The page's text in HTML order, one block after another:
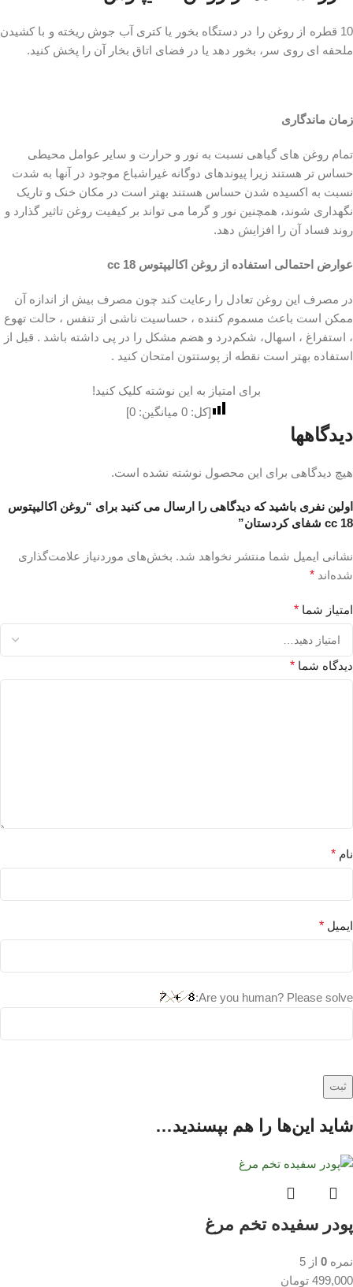
10 قطره از روغن را در دستگاه بخور یا کتری آب جوش ریخته و با کشیدن
ملحفه ای روی سر، بخور دهد یا در فضای اتاق بخار آن را پخش کنید.
زمان ماندگاری
تمام روغن های گیاهی نسبت به نور و حرارت و سایر عوامل محیطی
حساس تر هستند زیرا پیوندهای دوگانه غیراشباع موجود در آنها به شدت
نسبت به اکسیده شدن حساس هستند بهتر است در مکان خنک و تاریک
نگهداری شوند، همچنین نور و گرما می تواند بر کیفیت روغن تاثیر گذارد و
روند فساد آن را افزایش دهد.
عوارض احتمالی استفاده از روغن اکالیپتوس 18 cc
در مصرف این روغن تعادل را رعایت کند چون مصرف بیش از اندازه آن
ممکن است باعث مسموم‌ کننده ، حساسیت‌ ناشی از تنفس ، حالت تهوع
، استفراغ ، اسهال، شکم‌درد و هضم مشکل را در پی داشته باشد . قبل از
استفاده بهتر است نقطه از پوستتون امتحان کنید .
برای امتیاز به این نوشته کلیک کنید!
[کل: 0 میانگین: 0
]
دیدگاهها
هیچ دیدگاهی برای این محصول نوشته نشده است.
اولین نفری باشید که دیدگاهی را ارسال می کنید برای “روغن اکالیپتوس
18 cc شفای کردستان”
نشانی ایمیل شما منتشر نخواهد شد. بخش‌های موردنیاز علامت‌گذاری
شده‌اند *
امتیاز شما *
دیدگاه شما *
نام *
ایمیل *
Are you human? Please solve:
شاید این‌ها را هم بپسندید…
پودر سفیده تخم مرغ
نمره 0 از 5
499,000 تومان